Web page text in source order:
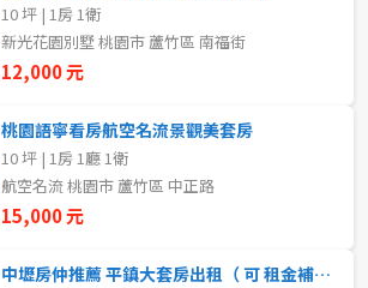
10 坪 | 1房 1衛
新光花園別墅 桃園市 蘆竹區 南福街
12,000 元
桃園語寧看房航空名流景觀美套房
10 坪 | 1房 1廳 1衛
航空名流 桃園市 蘆竹區 中正路
15,000 元
中壢房仲推薦 平鎮大套房出租（ 可 租金補貼）